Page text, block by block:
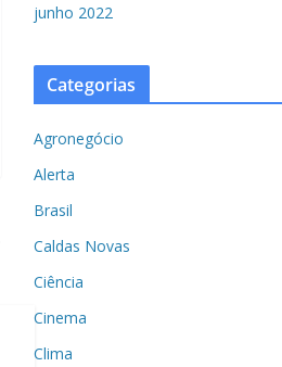
junho 2022
Categorias
Agronegócio
Alerta
Brasil
Caldas Novas
Ciência
Cinema
Clima